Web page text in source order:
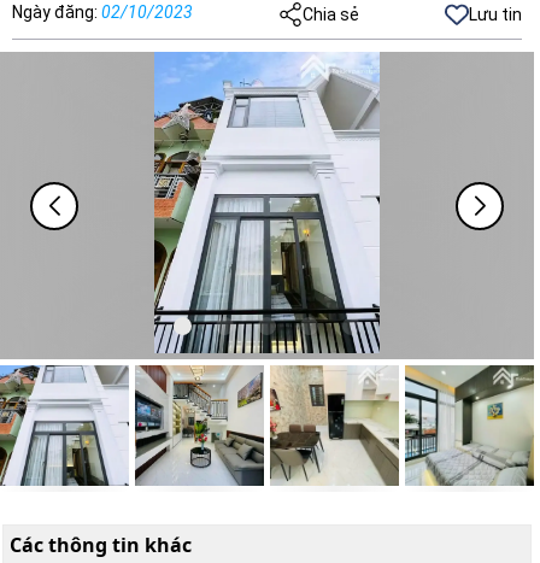
Ngày đăng: 02/10/2023 Chia sẻ Lưu tin
Các thông tin khác